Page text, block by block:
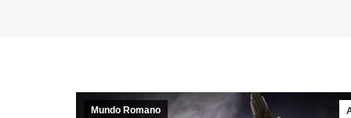
Mundo Romano